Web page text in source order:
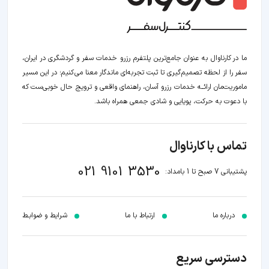
ما در کارناوال به عنوان جامع‌ترین پلتفرم رزرو خدمات سفر و گردشگری در ایران،
سفر را از لحظه‌ تصمیم‌گیری تا ثبت تجربه‌ای ماندگار معنا می‌کنیم؛ در این مسیر‍
ماموریت‌مان اراﺋــﻪ خدمات رزرو آسان، راهنمای واقعی و ترویج حال خوبی‌ست که
با دعوت به حرکت، پویایی و شادی جمعی همراه باشد.
تماس با کارناوال
پشتیبانی 7 صبح تا 1 بامداد: 021 9101 3530
درباره ما ارتباط با ما شرایط و ضوابـط
دسترسی سریع